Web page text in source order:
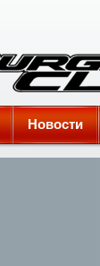
Новости